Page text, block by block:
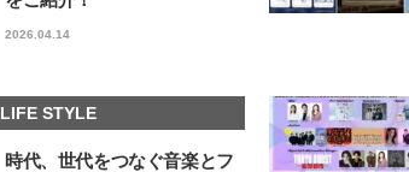
2026.04.14
LIFE STYLE
時代、世代をつなぐ音楽とフ